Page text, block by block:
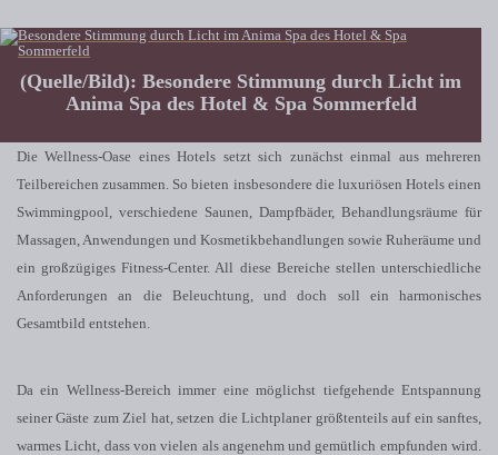
(Quelle/Bild): Besondere Stimmung durch Licht im
Anima Spa des Hotel & Spa Sommerfeld
Die Wellness-Oase eines Hotels setzt sich zunächst einmal aus mehreren
Teilbereichen zusammen. So bieten insbesondere die luxuriösen Hotels einen
Swimmingpool, verschiedene Saunen, Dampfbäder, Behandlungsräume für
Massagen, Anwendungen und Kosmetikbehandlungen sowie Ruheräume und
ein großzügiges Fitness-Center. All diese Bereiche stellen unterschiedliche
Anforderungen an die Beleuchtung, und doch soll ein harmonisches
Gesamtbild entstehen.
Da ein Wellness-Bereich immer eine möglichst tiefgehende Entspannung
seiner Gäste zum Ziel hat, setzen die Lichtplaner größtenteils auf ein sanftes,
warmes Licht, dass von vielen als angenehm und gemütlich empfunden wird.